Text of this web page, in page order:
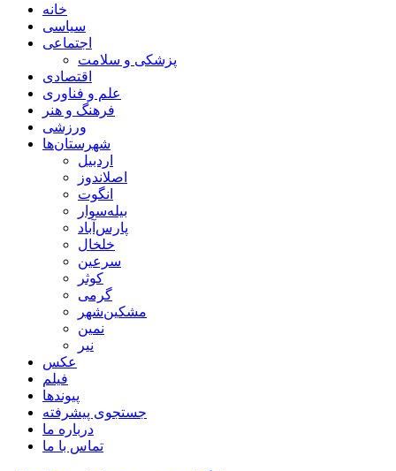
خانه
سیاسی
اجتماعی
پزشکی و سلامت
اقتصادی
علم و فناوری
فرهنگ و هنر
ورزشی
شهرستان‌ها
اردبیل
اصلاندوز
انگوت
بیله‌سوار
پارس‌آباد
خلخال
سرعین
کوثر
گرمی
مشکین‌شهر
نمین
نیر
عکس
فیلم
پیوندها
جستجوی پیشرفته
درباره ما
تماس با ما